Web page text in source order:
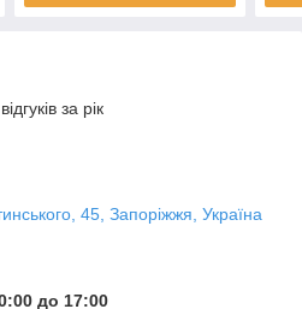
за рік
45, Запоріжжя, Україна
до 17:00